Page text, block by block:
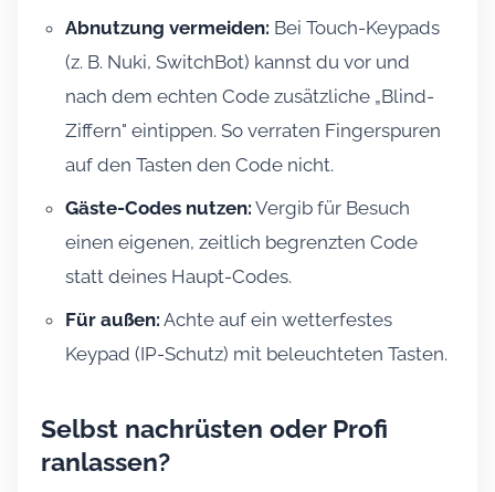
Abnutzung vermeiden: Bei Touch-Keypads
(z. B. Nuki, SwitchBot) kannst du vor und
nach dem echten Code zusätzliche „Blind-
Ziffern" eintippen. So verraten Fingerspuren
auf den Tasten den Code nicht.
Gäste-Codes nutzen: Vergib für Besuch
einen eigenen, zeitlich begrenzten Code
statt deines Haupt-Codes.
Für außen: Achte auf ein wetterfestes
Keypad (IP-Schutz) mit beleuchteten Tasten.
Selbst nachrüsten oder Profi
ranlassen?